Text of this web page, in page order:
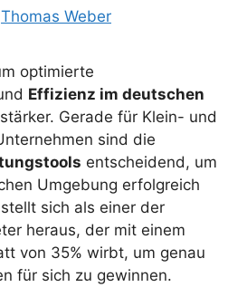
Thomas Weber
optimierte
Effizienz im deutschen
Gerade für Klein- und
sind die
entscheidend, um
Umgebung erfolgreich
stellt sich als einer der
heraus, der mit einem
von 35% wirbt, um genau
für sich zu gewinnen.